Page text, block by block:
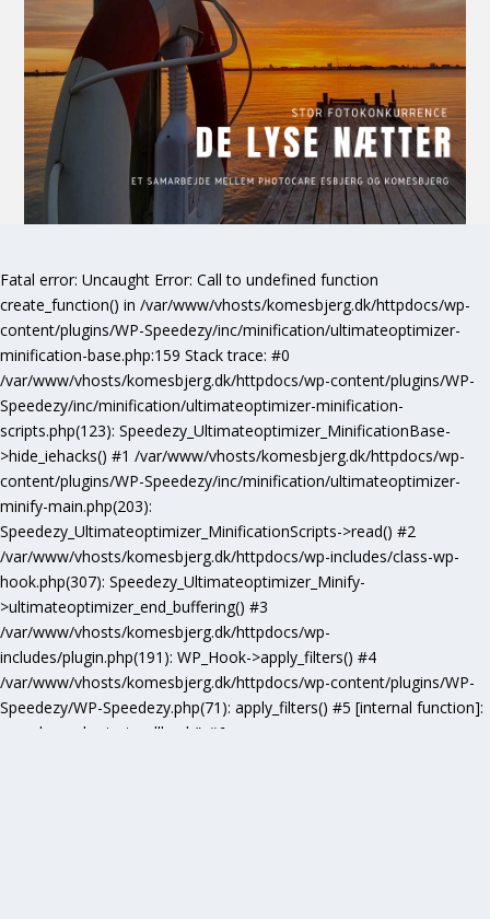
Fatal error: Uncaught Error: Call to undefined function
create_function() in /var/www/vhosts/komesbjerg.dk/httpdocs/wp-
content/plugins/WP-Speedezy/inc/minification/ultimateoptimizer-
minification-base.php:159 Stack trace: #0
/var/www/vhosts/komesbjerg.dk/httpdocs/wp-content/plugins/WP-
Speedezy/inc/minification/ultimateoptimizer-minification-
scripts.php(123): Speedezy_Ultimateoptimizer_MinificationBase-
>hide_iehacks() #1 /var/www/vhosts/komesbjerg.dk/httpdocs/wp-
content/plugins/WP-Speedezy/inc/minification/ultimateoptimizer-
minify-main.php(203):
Speedezy_Ultimateoptimizer_MinificationScripts->read() #2
/var/www/vhosts/komesbjerg.dk/httpdocs/wp-includes/class-wp-
hook.php(307): Speedezy_Ultimateoptimizer_Minify-
>ultimateoptimizer_end_buffering() #3
/var/www/vhosts/komesbjerg.dk/httpdocs/wp-
includes/plugin.php(191): WP_Hook->apply_filters() #4
/var/www/vhosts/komesbjerg.dk/httpdocs/wp-content/plugins/WP-
Speedezy/WP-Speedezy.php(71): apply_filters() #5 [internal function]:
speedezy_ob_start_callback() #6